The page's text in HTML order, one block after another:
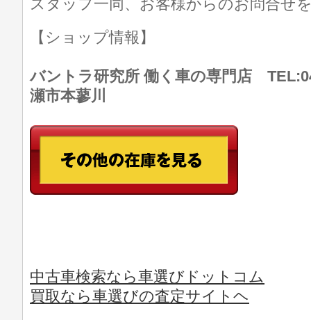
スタッフ一同、お客様からのお問合せ
【ショップ情報】
バントラ研究所 働く車の専門店
瀬市本蓼川
中古車検索なら車選びドットコム
買取なら車選びの査定サイトヘ